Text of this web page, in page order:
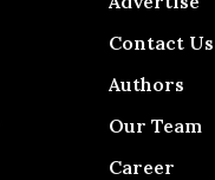
Contact Us
Authors
Our Team
Career